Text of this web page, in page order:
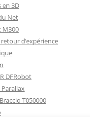
en 3D
Net
M300
d’expérience
DFRobot
T050000